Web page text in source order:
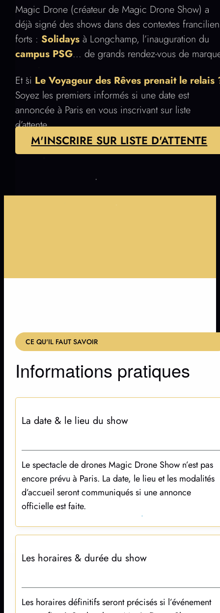
Magic Drone (créateur de Magic Drone Show) a
déjà signé des shows dans des contextes
Solidays
à Longchamp, l’inauguration du
campus PSG
... de grands rendez-vous de
Et si
Le Voyageur des Rêves prenait le relais
Soyez les premiers informés si une date est
annoncée à Paris en vous inscrivant sur liste
d’attente.
M'INSCRIRE SUR LISTE D'ATTENTE
…
Informations pratiques
Le spectacle de drones Magic Drone Show n’est pas
encore prévu à Paris. La date, le lieu et les modalités
d’accueil seront communiqués si une annonce
officielle est faite.